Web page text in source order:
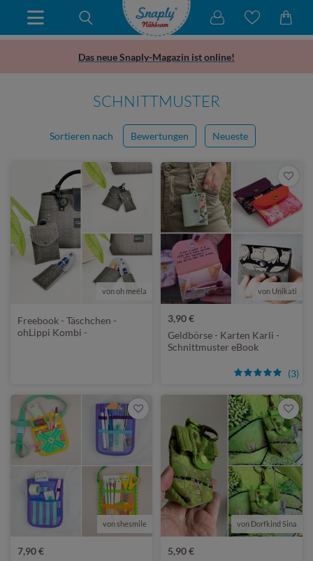
Das neue Snaply-Magazin ist online!
SCHNITTMUSTER
Sortieren nach Bewertungen Neueste
von oh meéla
Freebook - Täschchen -
ohLippi Kombi -
von Unikati
3,90 €
(3)
Geldbörse - Karten Karli -
Schnittmuster eBook
von shesmile
7,90 €
von Dorfkind Sina
5,90 €